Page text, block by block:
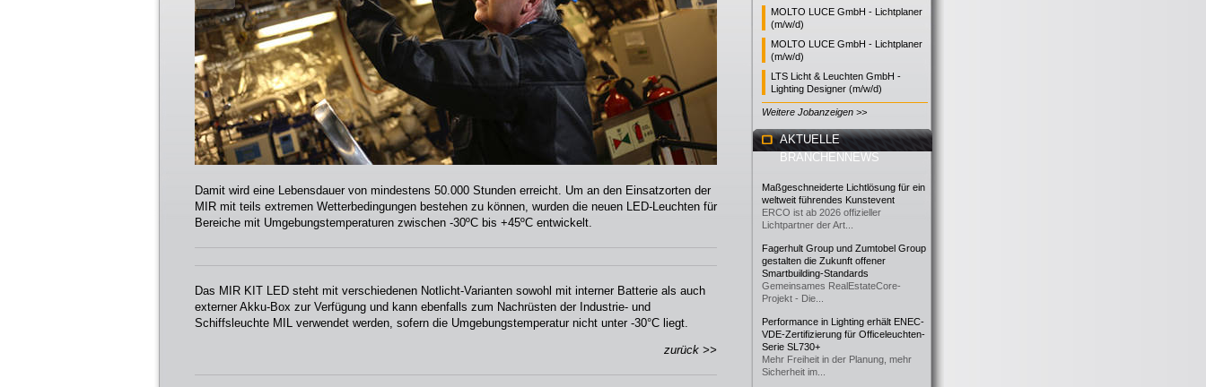
Damit wird eine Lebensdauer von mindestens 50.000 Stunden erreicht. Um an den Einsatzorten der
MIR mit teils extremen Wetterbedingungen bestehen zu können, wurden die neuen LED-Leuchten für
Bereiche mit Umgebungstemperaturen zwischen -30ºC bis +45ºC entwickelt.
Das MIR KIT LED steht mit verschiedenen Notlicht-Varianten sowohl mit interner Batterie als auch
externer Akku-Box zur Verfügung und kann ebenfalls zum Nachrüsten der Industrie- und
Schiffsleuchte MIL verwendet werden, sofern die Umgebungstemperatur nicht unter -30°C liegt.
zurück >>
MOLTO LUCE GmbH - Lichtplaner
(m/w/d)
MOLTO LUCE GmbH - Lichtplaner
(m/w/d)
LTS Licht & Leuchten GmbH -
Lighting Designer (m/w/d)
Weitere Jobanzeigen >>
AKTUELLE
BRANCHENNEWS
Maßgeschneiderte Lichtlösung für ein
weltweit führendes Kunstevent
ERCO ist ab 2026 offizieller
Lichtpartner der Art...
Fagerhult Group und Zumtobel Group
gestalten die Zukunft offener
Smartbuilding-Standards
Gemeinsames RealEstateCore-
Projekt - Die...
Performance in Lighting erhält ENEC-
VDE-Zertifizierung für Officeleuchten-
Serie SL730+
Mehr Freiheit in der Planung, mehr
Sicherheit im...